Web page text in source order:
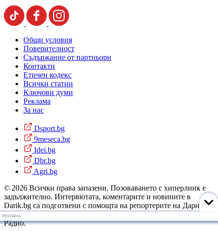
Общи условия
Поверителност
Съдържание от партньори
Контакти
Етичен кодекс
Всички статии
Ключови думи
Реклама
За нас
Dsport.bg
9meseca.bg
Idei.bg
Dbr.bg
Agri.bg
© 2026 Всички права запазени. Позоваването с хиперлинк е
задължително. Интервютата, коментарите и новините в
Darik.bg са подготвени с помощта на репортерите на Дарик
Радио и новинарските емисии на радиото. Снимки: Дарик
Радио.
РЕКЛАМА